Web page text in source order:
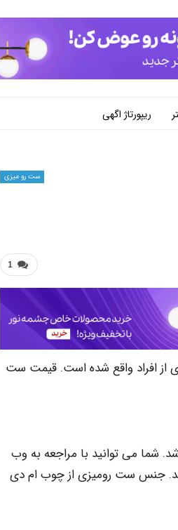
ریپورتاژ اگهی
ست رو میزی
1
از افراد واقع شده است. قیمت ست
شما می توانید با مراجعه به وب
جنس ست رومیزی از چوب ام دی